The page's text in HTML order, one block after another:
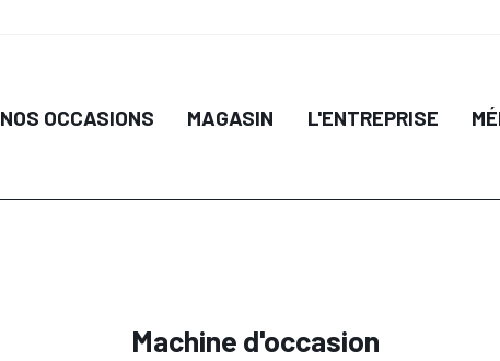
NOS OCCASIONS MAGASIN L'ENTREPRISE
Machine d'occasion